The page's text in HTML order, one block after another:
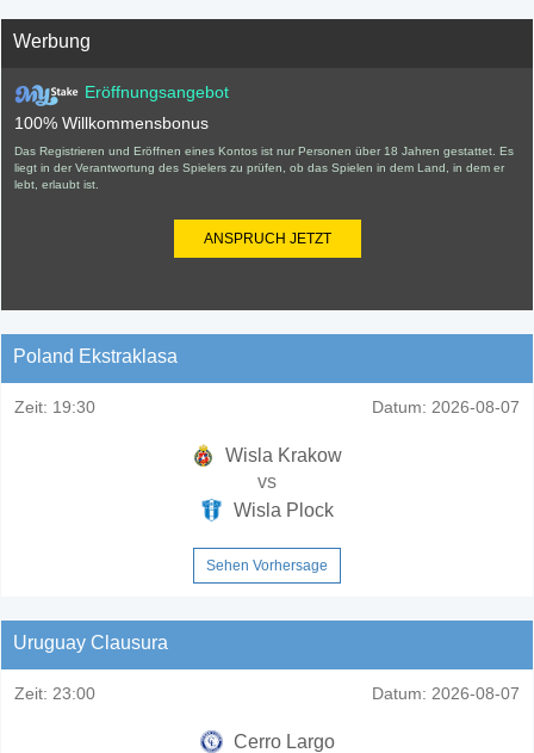
Werbung
Eröffnungsangebot
100% Willkommensbonus
Das Registrieren und Eröffnen eines Kontos ist nur Personen über 18 Jahren gestattet. Es
liegt in der Verantwortung des Spielers zu prüfen, ob das Spielen in dem Land, in dem er
lebt, erlaubt ist.
ANSPRUCH JETZT
Poland Ekstraklasa
Zeit: 19:30 Datum: 2026-08-07
Wisla Krakow
vs
Wisla Plock
Sehen Vorhersage
Uruguay Clausura
Zeit: 23:00 Datum: 2026-08-07
Cerro Largo